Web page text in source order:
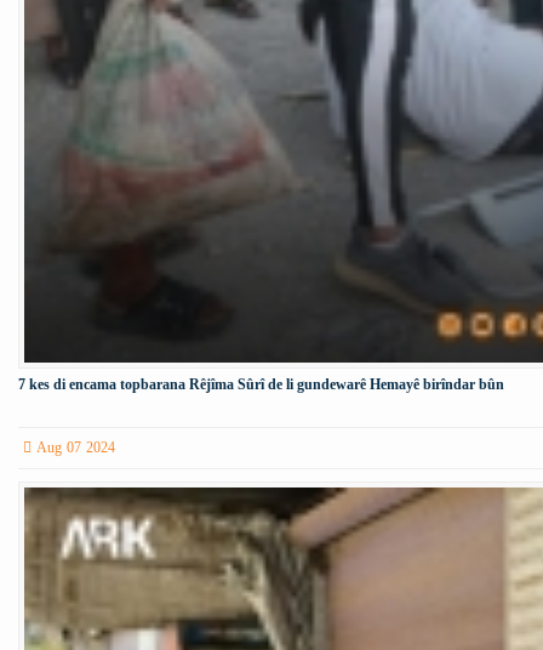
7 kes di encama topbarana Rêjîma Sûrî de li gundewarê Hemayê birîndar bûn
Aug 07 2024